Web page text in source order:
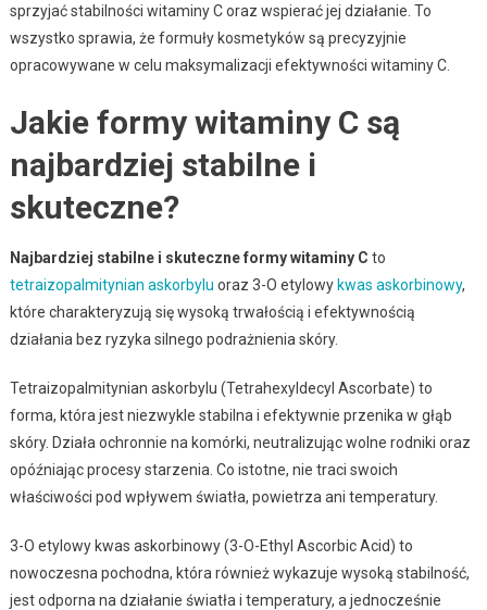
sprzyjać stabilności witaminy C oraz wspierać jej działanie. To
wszystko sprawia, że formuły kosmetyków są precyzyjnie
opracowywane w celu maksymalizacji efektywności witaminy C.
Jakie formy witaminy C są
najbardziej stabilne i
skuteczne?
Najbardziej stabilne i skuteczne formy witaminy C to
tetraizopalmitynian askorbylu oraz 3-O etylowykwas askorbinowy,
które charakteryzują się wysoką trwałością i efektywnością
działania bez ryzyka silnego podrażnienia skóry.
Tetraizopalmitynian askorbylu (Tetrahexyldecyl Ascorbate) to
forma, która jest niezwykle stabilna i efektywnie przenika w głąb
skóry. Działa ochronnie na komórki, neutralizując wolne rodniki oraz
opóźniając procesy starzenia. Co istotne, nie traci swoich
właściwości pod wpływem światła, powietrza ani temperatury.
3-O etylowy kwas askorbinowy (3-O-Ethyl Ascorbic Acid) to
nowoczesna pochodna, która również wykazuje wysoką stabilność,
jest odporna na działanie światła i temperatury, a jednocześnie